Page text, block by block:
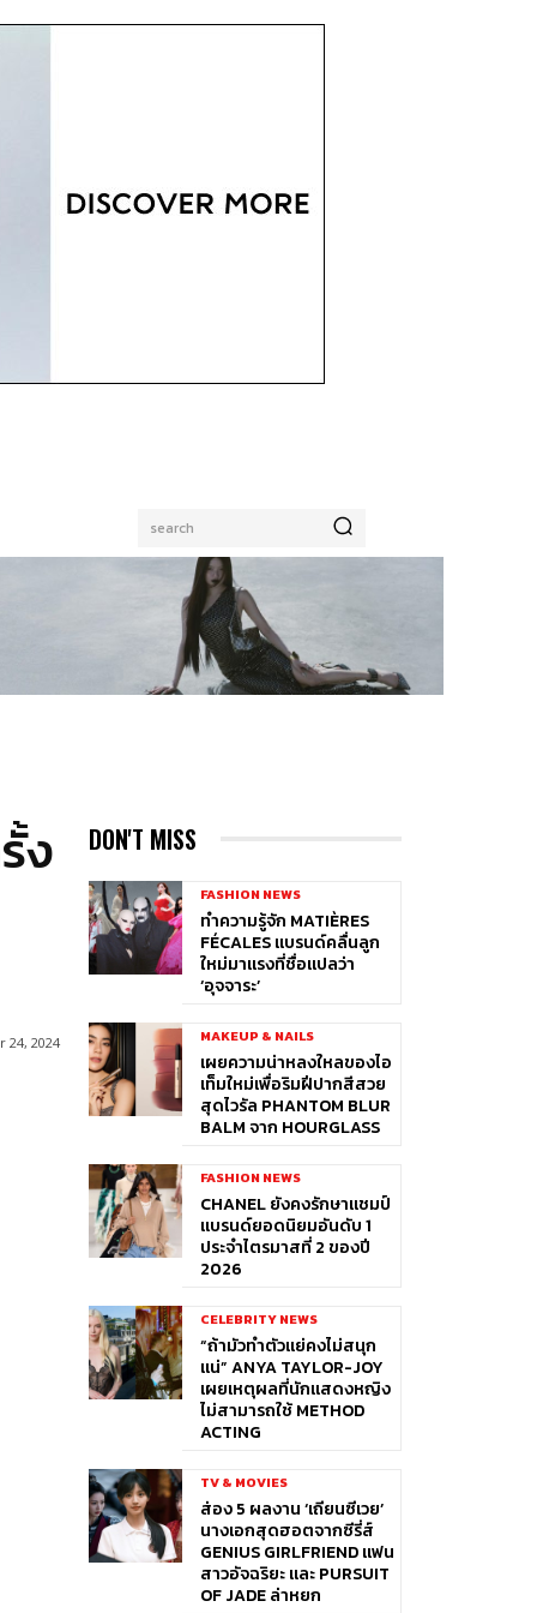
search
ง
24, 2024
DON'T MISS
FASHION NEWS
ทำความรู้จัก MATIÈRES
FÉCALES แบรนด์คลื่นลูก
ใหม่มาแรงที่ชื่อแปลว่า
‘อุจจาระ’
MAKEUP & NAILS
เผยความน่าหลงใหลของไอ
เท็มใหม่เพื่อริมฝีปากสีสวย
สุดไวรัล PHANTOM BLUR
BALM จาก HOURGLASS
FASHION NEWS
CHANEL ยังคงรักษาแชมป์
แบรนด์ยอดนิยมอันดับ 1
ประจำไตรมาสที่ 2 ของปี
2026
CELEBRITY NEWS
“ถ้ามัวทำตัวแย่คงไม่สนุก
แน่” ANYA TAYLOR-JOY
เผยเหตุผลที่นักแสดงหญิง
ไม่สามารถใช้ METHOD
ACTING
TV & MOVIES
ส่อง 5 ผลงาน ‘เถียนซีเวย’
นางเอกสุดฮอตจากซีรี่ส์
GENIUS GIRLFRIEND แฟน
สาวอัจฉริยะ และ PURSUIT
OF JADE ล่าหยก